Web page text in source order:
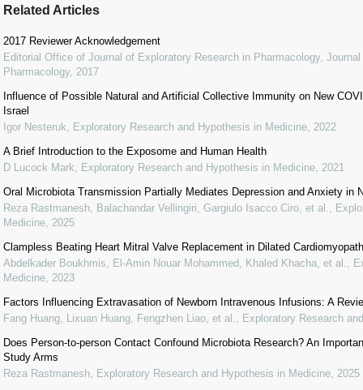
Related Articles
2017 Reviewer Acknowledgement
Editorial Office of Journal of Exploratory Research in Pharmacology,
Pharmacology, 2017
Influence of Possible Natural and Artificial Collective Immunity on New
Israel
Igor Nesteruk
Exploratory Research and Hypothesis in Medicine 2022
A Brief Introduction to the Exposome and Human Health
D Lucock Mark
Exploratory Research and Hypothesis in Medicine 2021
Oral Microbiota Transmission Partially Mediates Depression and Anxiety in
Reza Rastmanesh, Balachandar Vellingiri, Gargiulo Isacco Ciro, et al.
Medicine 2025
Clampless Beating Heart Mitral Valve Replacement in Dilated
Abdelkader Boukhmis, El-Amin Nouar Mohammed, Khaled Khacha, et al.
Medicine 2023
Factors Influencing Extravasation of Newborn Intravenous Infusions: A
Fang Huang, Lixuan Huang, Fengzhen Liao, et al.
Exploratory Research
Does Person-to-person Contact Confound Microbiota Research? An
Study Arms
Reza Rastmanesh Exploratory Research and Hypothesis in Medicine 2025